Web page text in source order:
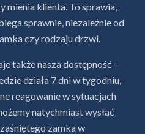
mienia klienta. To sprawia,
sprawnie, niezależnie od
czy rodzaju drzwi.
także nasza dostępność –
działa 7 dni w tygodniu,
reagowanie w sytuacjach
natychmiast wysłać
zamka w